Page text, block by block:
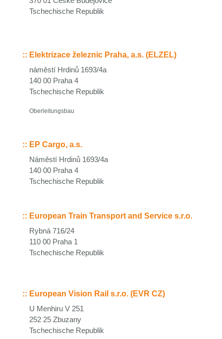
Tschechische Republik
:: Elektrizace železnic Praha, a.s. (ELZEL)
náměstí Hrdinů 1693/4a
140 00 Praha 4
Tschechische Republik
Oberleitungsbau
:: EP Cargo, a.s.
Náměstí Hrdinů 1693/4a
140 00 Praha 4
Tschechische Republik
:: European Train Transport and Service s.r.o.
Rybná 716/24
110 00 Praha 1
Tschechische Republik
:: European Vision Rail s.r.o. (EVR CZ)
U Menhiru V 251
252 25 Zbuzany
Tschechische Republik